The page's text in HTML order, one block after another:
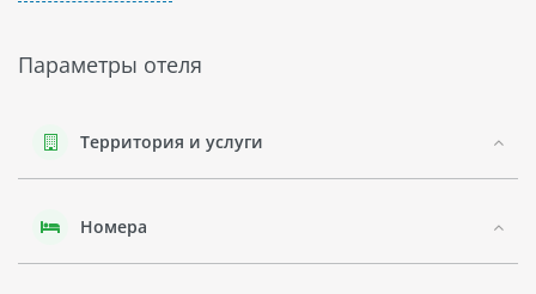
регионов Греции благодаря своей уникальной культуре и
скальными пляжами и чистыми водами Эгейского моря.
Ночная жизнь здесь также является привлекательной для
Параметры отеля
Территория и услуги
Номера